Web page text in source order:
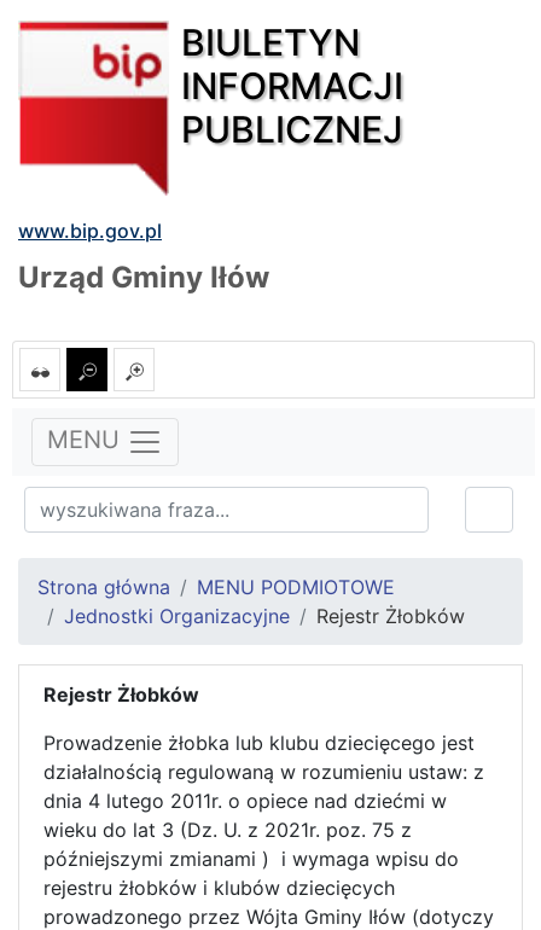
BIULETYN
INFORMACJI
PUBLICZNEJ
www.bip.gov.pl
Urząd Gminy Iłów
MENU
Strona główna
MENU PODMIOTOWE
Jednostki Organizacyjne
Rejestr Żłobków
Rejestr Żłobków
Prowadzenie żłobka lub klubu dziecięcego jest
działalnością regulowaną w rozumieniu ustaw: z
dnia 4 lutego 2011r. o opiece nad dziećmi w
wieku do lat 3 (Dz. U. z 2021r. poz. 75 z
późniejszymi zmianami ) i wymaga wpisu do
rejestru żłobków i klubów dziecięcych
prowadzonego przez Wójta Gminy Iłów (dotyczy